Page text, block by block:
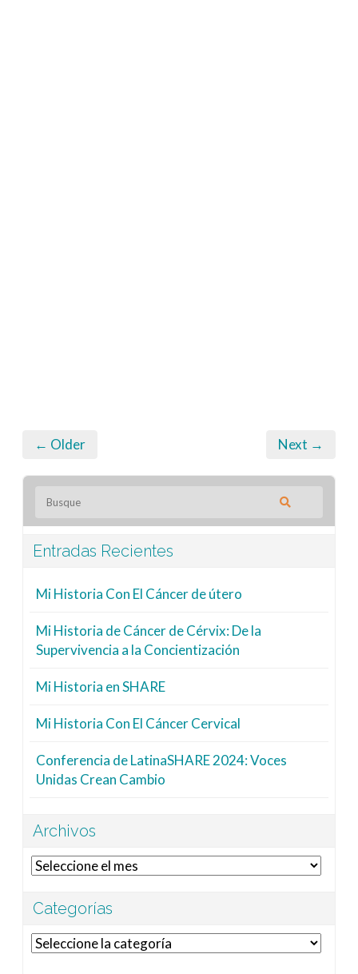
← Older Next →
Entradas Recientes
Mi Historia Con El Cáncer de útero
Mi Historia de Cáncer de Cérvix: De la
Supervivencia a la Concientización
Mi Historia en SHARE
Mi Historia Con El Cáncer Cervical
Conferencia de LatinaSHARE 2024: Voces
Unidas Crean Cambio
Archivos
Archivos
Categorías
Categorías